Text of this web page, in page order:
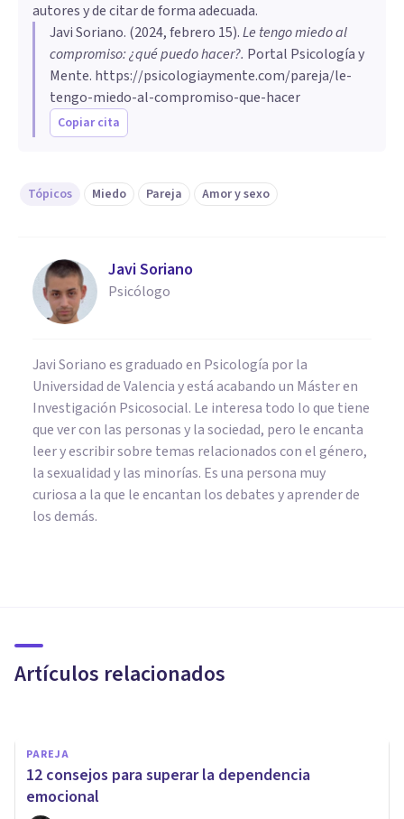
autores y de citar de forma adecuada.
Javi Soriano. (2024, febrero 15).Le tengo miedo al
compromiso: ¿qué puedo hacer?. Portal Psicología y
Mente. https://psicologiaymente.com/pareja/le-
tengo-miedo-al-compromiso-que-hacer
Copiar cita
Tópicos Miedo Pareja Amor y sexo
Javi Soriano
Psicólogo
Javi Soriano es graduado en Psicología por la
Universidad de Valencia y está acabando un Máster en
Investigación Psicosocial. Le interesa todo lo que tiene
que ver con las personas y la sociedad, pero le encanta
leer y escribir sobre temas relacionados con el género,
la sexualidad y las minorías. Es una persona muy
curiosa a la que le encantan los debates y aprender de
los demás.
Artículos relacionados
en él?
PAREJA
12 consejos para superar la dependencia
emocional